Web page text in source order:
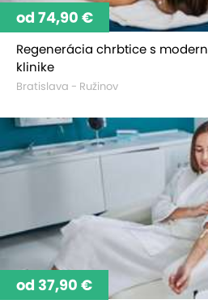
Regenerácia chrbtice s
klinike
Bratislava - Ružinov
od 74,90 €
od 37,90 €